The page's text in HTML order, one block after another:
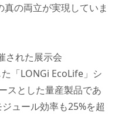
の両立が実現していま
された展示会
「LONGi EcoLife」シ
スとした量産製品であ
ュール効率も25%を超